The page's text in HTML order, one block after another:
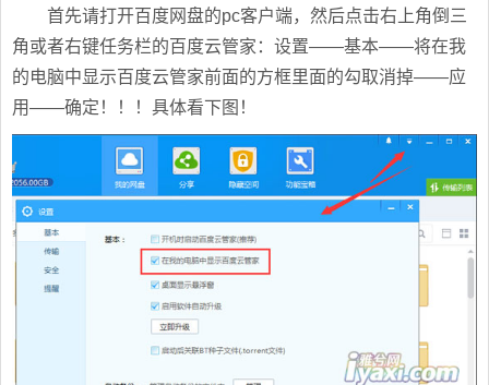
首先请打开百度网盘的pc客户端，然后点击右上角倒三
角或者右键任务栏的百度云管家：设置——基本——将在我
的电脑中显示百度云管家前面的方框里面的勾取消掉——应
用——确定！！！具体看下图！